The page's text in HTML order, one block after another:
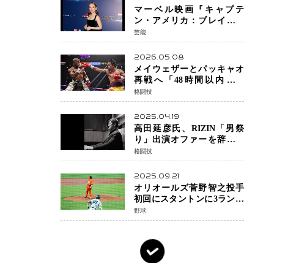
マーベル映画『キャプテ
ン・アメリカ：ブレイブ・
ニュー・ワールド』 新ブラ
ック・ウィドウ役のシラ・
ハースとは！？
芸能
2026.05.08
メイウェザーとパッキャオ
再戦へ「48時間以内に決
着」公式戦かエキシビショ
ンか混迷続く
格闘技
2025.04.19
高田延彦氏、RIZIN「男祭
り」出演オファーを辞退
統括本部長時代の役目「す
でに終えています」と明言
格闘技
2025.09.21
オリオールズ菅野智之投手
初回にスタントンに3ラン被
弾 3回6安打4失点で降板
野球